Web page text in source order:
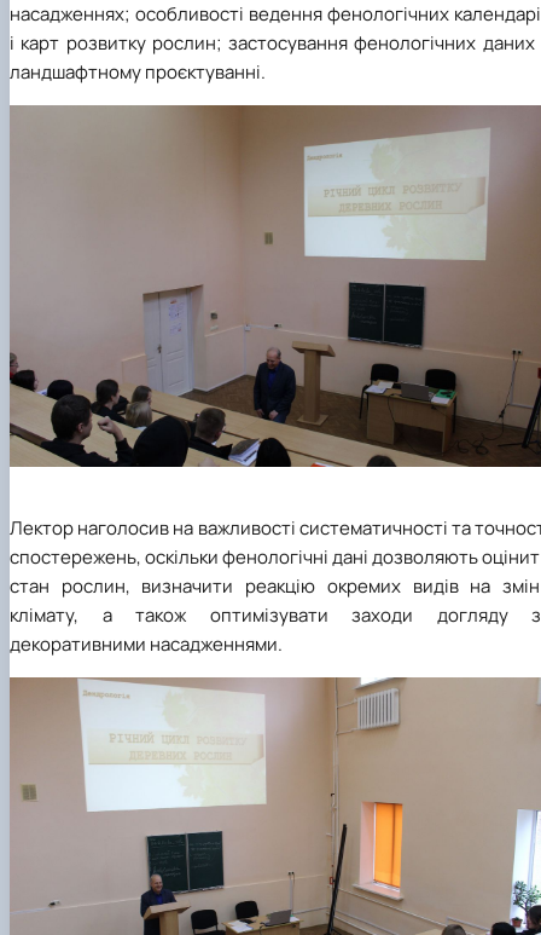
насадженнях; особливості ведення фенологічних
і карт розвитку рослин; застосування фенологічних даних
ландшафтному проєктуванні.
Лектор наголосив на важливості систематичності та
спостережень, оскільки фенологічні дані дозволяють
стан рослин, визначити реакцію окремих видів на
клімату, а також оптимізувати заходи догляду
декоративними насадженнями.